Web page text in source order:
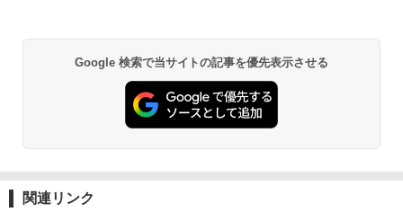
【公式】ブタメン とんこつ味 35g×15個
麺 小腹 インスタント アウトドアにも ロ
ーリングストック 大人買い おやつカン
パニー
￥1,288
[山善] スチームオーブンレンジ 25L 一人
暮らし 二人暮らし フラットテーブル ス
チーム調理 自動メニュー19種搭載 角皿
付き ブラック MRK-F250TSV(B)
￥19,990
Google 検索で当サイトの記事を優先表示させる
関連リンク